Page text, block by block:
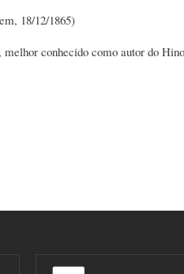
18/12/1865)
melhor conhecido como autor do